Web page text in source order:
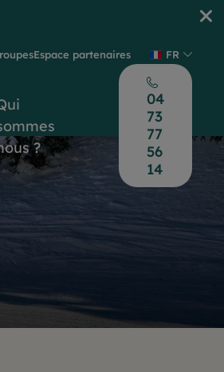
Espace partenaires FR
?
04
73
77
56
14